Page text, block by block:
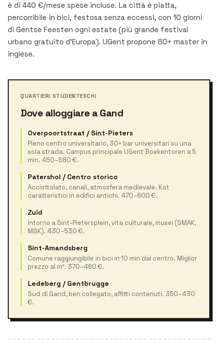
è di 440 €/mese spese incluse. La città è piatta,
percorribile in bici, festosa senza eccessi, con 10 giorni
di Gentse Feesten ogni estate (più grande festival
urbano gratuito d'Europa). UGent propone 80+ master in
inglese.
QUARTIERI STUDENTESCHI
Dove alloggiare a Gand
Overpoortstraat / Sint-Pieters
Pieno centro universitario, 30+ bar universitari su una
sola strada. Campus principale UGent Boekentoren a 5
min. 450–580 €.
Patershol / Centro storico
Acciottolato, canali, atmosfera medievale. Kot
caratteristici in edifici antichi. 470–600 €.
Zuid
Intorno a Sint-Pietersplein, vita culturale, musei (SMAK,
MSK). 430–530 €.
Sint-Amandsberg
Comune raggiungibile in bici in 10 min dal centro. Miglior
prezzo al m². 370–460 €.
Ledeberg / Gentbrugge
Sud di Gand, ben collegato, affitti contenuti. 350–430
€.